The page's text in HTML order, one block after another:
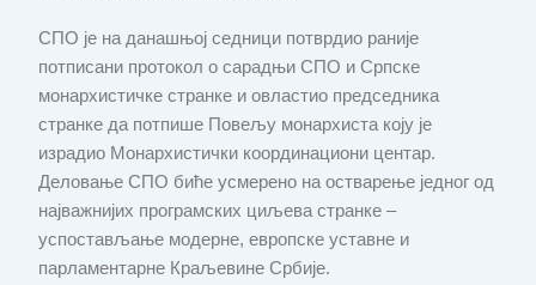
СПО је на данашњој седници потврдио раније
потписани протокол о сарадњи СПО и Српске
монархистичке странке и овластио председника
странке да потпише Повељу монархиста коју је
израдио Монархистички координациони центар.
Деловање СПО биће усмерено на остварење једног од
најважнијих програмских циљева странке –
успостављање модерне, европске уставне и
парламентарне Краљевине Србије.